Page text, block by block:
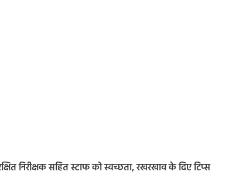
निरीक्षक सहित स्टाफ को स्वच्छता, रखरखाव के दिए टिप्स